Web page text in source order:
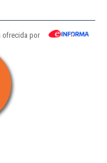
ofrecida por